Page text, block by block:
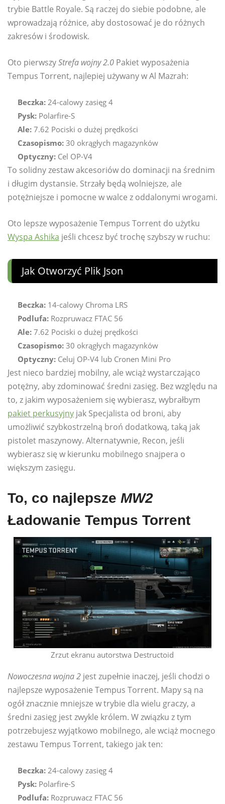
trybie Battle Royale. Są raczej do siebie podobne, ale
wprowadzają różnice, aby dostosować je do różnych
zakresów i środowisk.
Oto pierwszyStrefa wojny 2.0 Pakiet wyposażenia
Tempus Torrent, najlepiej używany w Al Mazrah:
Beczka: 24-calowy zasięg 4
Pysk: Polarfire-S
Ale: 7.62 Pociski o dużej prędkości
Czasopismo: 30 okrągłych magazynków
Optyczny: Cel OP-V4
To solidny zestaw akcesoriów do dominacji na średnim
i długim dystansie. Strzały będą wolniejsze, ale
potężniejsze i pomocne w walce z oddalonymi wrogami.
Oto lepsze wyposażenie Tempus Torrent do użytku
Wyspa Ashika jeśli chcesz być trochę szybszy w ruchu:
Jak Otworzyć Plik Json
Beczka: 14-calowy Chroma LRS
Podlufa: Rozpruwacz FTAC 56
Ale: 7.62 Pociski o dużej prędkości
Czasopismo: 30 okrągłych magazynków
Optyczny: Celuj OP-V4 lub Cronen Mini Pro
Jest nieco bardziej mobilny, ale wciąż wystarczająco
potężny, aby zdominować średni zasięg. Bez względu na
to, z jakim wyposażeniem się wybierasz, wybrałbym
pakiet perkusyjny jak Specjalista od broni, aby
umożliwić szybkostrzelną broń dodatkową, taką jak
pistolet maszynowy. Alternatywnie, Recon, jeśli
wybierasz się w kierunku mobilnego snajpera o
większym zasięgu.
To, co najlepsze MW2
Ładowanie Tempus Torrent
Zrzut ekranu autorstwa Destructoid
Nowoczesna wojna 2 jest zupełnie inaczej, jeśli chodzi o
najlepsze wyposażenie Tempus Torrent. Mapy są na
ogół znacznie mniejsze w trybie dla wielu graczy, a
średni zasięg jest zwykle królem. W związku z tym
potrzebujesz wyjątkowo mobilnego, ale wciąż mocnego
zestawu Tempus Torrent, takiego jak ten:
Beczka: 24-calowy zasięg 4
Pysk: Polarfire-S
Podlufa: Rozpruwacz FTAC 56